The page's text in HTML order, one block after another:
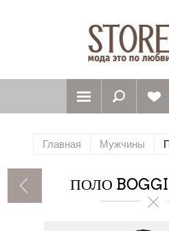
Главная Мужчины
ПОЛО